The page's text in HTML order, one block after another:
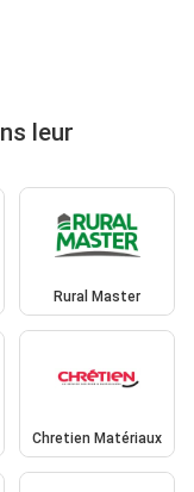
leur
Rural Master
Chretien Matériaux